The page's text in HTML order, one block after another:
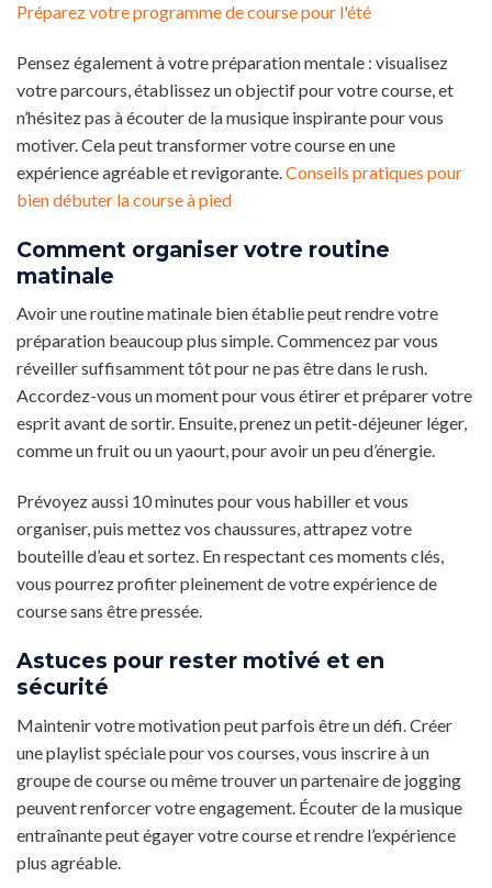
Préparez votre programme de course pour l'été
Pensez également à votre préparation mentale : visualisez
votre parcours, établissez un objectif pour votre course, et
n’hésitez pas à écouter de la musique inspirante pour vous
motiver. Cela peut transformer votre course en une
expérience agréable et revigorante.Conseils pratiques pour
bien débuter la course à pied
Comment organiser votre routine
matinale
Avoir une routine matinale bien établie peut rendre votre
préparation beaucoup plus simple. Commencez par vous
réveiller suffisamment tôt pour ne pas être dans le rush.
Accordez-vous un moment pour vous étirer et préparer votre
esprit avant de sortir. Ensuite, prenez un petit-déjeuner léger,
comme un fruit ou un yaourt, pour avoir un peu d’énergie.
Prévoyez aussi 10 minutes pour vous habiller et vous
organiser, puis mettez vos chaussures, attrapez votre
bouteille d’eau et sortez. En respectant ces moments clés,
vous pourrez profiter pleinement de votre expérience de
course sans être pressée.
Astuces pour rester motivé et en
sécurité
Maintenir votre motivation peut parfois être un défi. Créer
une playlist spéciale pour vos courses, vous inscrire à un
groupe de course ou même trouver un partenaire de jogging
peuvent renforcer votre engagement. Écouter de la musique
entraînante peut égayer votre course et rendre l’expérience
plus agréable.